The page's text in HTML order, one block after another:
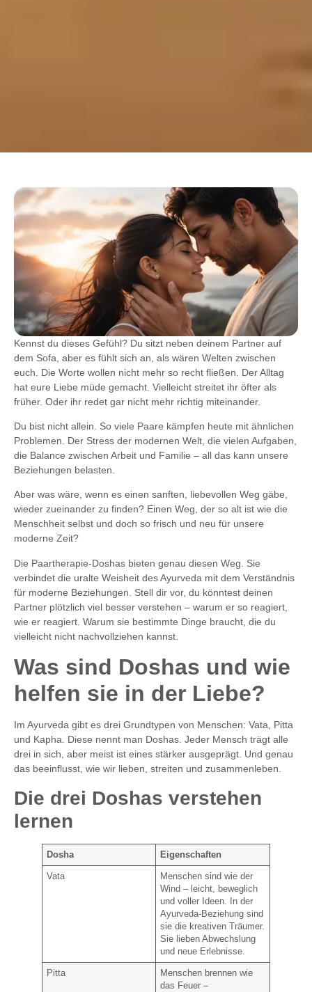
Kennst du dieses Gefühl? Du sitzt neben deinem Partner auf
dem Sofa, aber es fühlt sich an, als wären Welten zwischen
euch. Die Worte wollen nicht mehr so recht fließen. Der Alltag
hat eure Liebe müde gemacht. Vielleicht streitet ihr öfter als
früher. Oder ihr redet gar nicht mehr richtig miteinander.
Du bist nicht allein. So viele Paare kämpfen heute mit ähnlichen
Problemen. Der Stress der modernen Welt, die vielen Aufgaben,
die Balance zwischen Arbeit und Familie – all das kann unsere
Beziehungen belasten.
Aber was wäre, wenn es einen sanften, liebevollen Weg gäbe,
wieder zueinander zu finden? Einen Weg, der so alt ist wie die
Menschheit selbst und doch so frisch und neu für unsere
moderne Zeit?
Die Paartherapie-Doshas bieten genau diesen Weg. Sie
verbindet die uralte Weisheit des Ayurveda mit dem Verständnis
für moderne Beziehungen. Stell dir vor, du könntest deinen
Partner plötzlich viel besser verstehen – warum er so reagiert,
wie er reagiert. Warum sie bestimmte Dinge braucht, die du
vielleicht nicht nachvollziehen kannst.
Was sind Doshas und wie
helfen sie in der Liebe?
Im Ayurveda gibt es drei Grundtypen von Menschen: Vata, Pitta
und Kapha. Diese nennt man Doshas. Jeder Mensch trägt alle
drei in sich, aber meist ist eines stärker ausgeprägt. Und genau
das beeinflusst, wie wir lieben, streiten und zusammenleben.
Die drei Doshas verstehen
lernen
Dosha Eigenschaften
Vata
Menschen sind wie der
Wind – leicht, beweglich
und voller Ideen. In der
Ayurveda-Beziehung sind
sie die kreativen Träumer.
Sie lieben Abwechslung
und neue Erlebnisse.
Pitta
Menschen brennen wie
das Feuer –